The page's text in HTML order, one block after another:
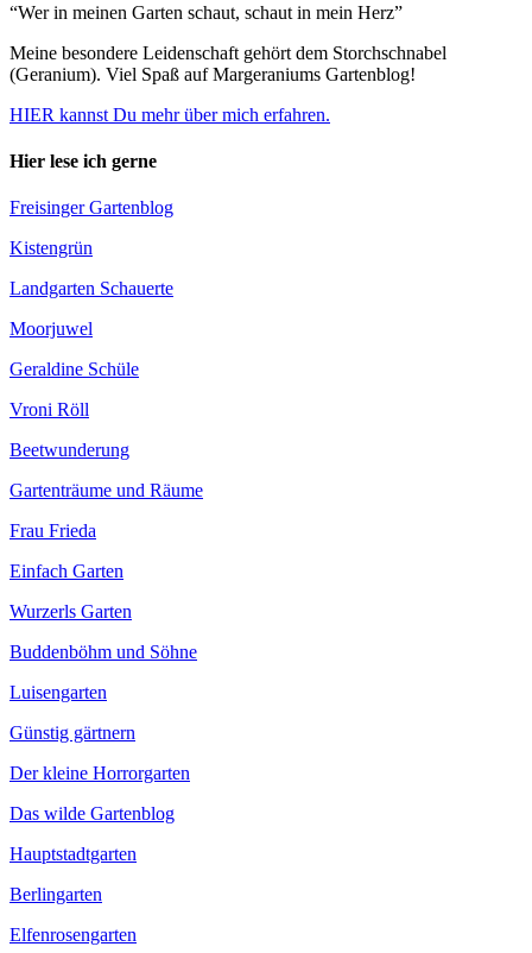
“Wer in meinen Garten schaut, schaut in mein Herz”
Meine besondere Leidenschaft gehört dem Storchschnabel
(Geranium). Viel Spaß auf Margeraniums Gartenblog!
HIER kannst Du mehr über mich erfahren.
Hier lese ich gerne
Freisinger Gartenblog
Kistengrün
Landgarten Schauerte
Moorjuwel
Geraldine Schüle
Vroni Röll
Beetwunderung
Gartenträume und Räume
Frau Frieda
Einfach Garten
Wurzerls Garten
Buddenböhm und Söhne
Luisengarten
Günstig gärtnern
Der kleine Horrorgarten
Das wilde Gartenblog
Hauptstadtgarten
Berlingarten
Elfenrosengarten